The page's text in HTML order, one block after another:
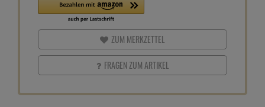
ZUM MERKZETTEL
FRAGEN ZUM ARTIKEL